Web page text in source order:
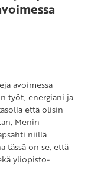
avoimessa
työt, energiani ja
että olisin
Menin
niillä
tässä on se, että
yliopisto-